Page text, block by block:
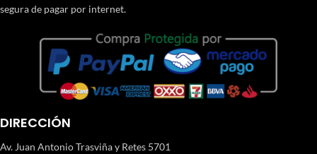
segura de pagar por internet.
DIRECCIÓN
Av. Juan Antonio Trasviña y Retes 5701